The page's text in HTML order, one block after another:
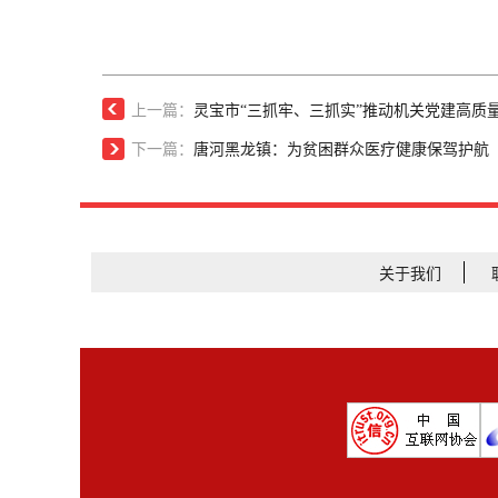
上一篇： 灵宝市“三抓牢、三抓实”推动机关党建高质
下一篇： 唐河黑龙镇：为贫困群众医疗健康保驾护航
关于我们